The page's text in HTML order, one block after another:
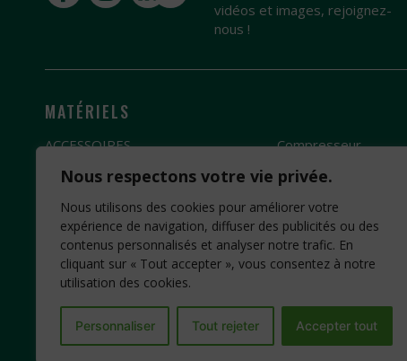
Nous respectons votre vie privée.
Nous utilisons des cookies pour améliorer votre
expérience de navigation, diffuser des publicités ou des
contenus personnalisés et analyser notre trafic. En
cliquant sur « Tout accepter », vous consentez à notre
utilisation des cookies.
Personnaliser Tout rejeter Accepter tout
vidéos et images, rejoignez-
nous !
MATÉRIELS
ACCESSOIRES
Broyeur
Débroussailleuse
Fendeuse de bûches
Scie
Compresseur
Groupe électrogène
Pompe à eau
Motobineuse
Motoculteur